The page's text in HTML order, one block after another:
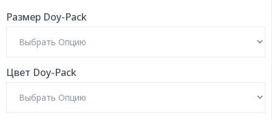
Размер Doy-Pack
Цвет Doy-Pack